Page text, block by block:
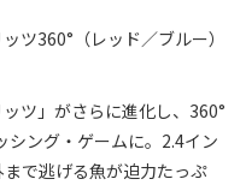
ツ360°（レッド／ブルー）
ツ」がさらに進化し、360°
シング・ゲームに。2.4イン
で逃げる魚が迫力たっぷ